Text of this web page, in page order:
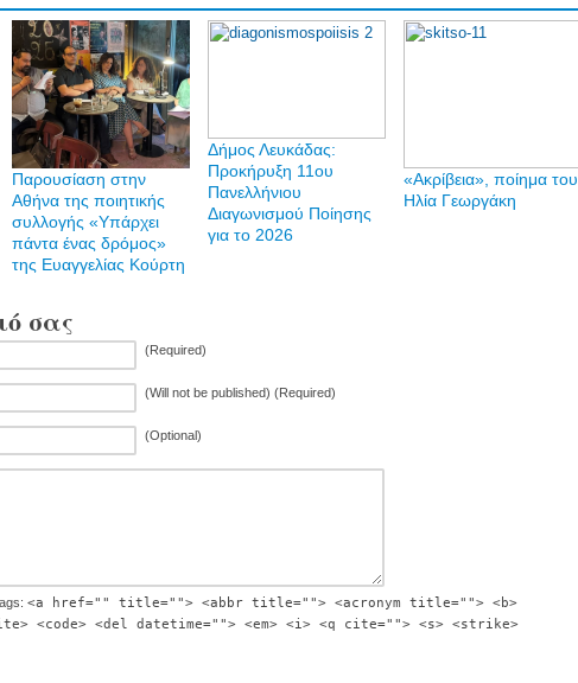
Παρουσίαση στην
Αθήνα της ποιητικής
συλλογής «Υπάρχει
πάντα ένας δρόμος»
της Ευαγγελίας Κούρτη
Δήμος Λευκάδας:
Προκήρυξη 11ου
Πανελλήνιου
Διαγωνισμού Ποίησης
για το 2026
«Ακρίβεια», ποίημα του
Ηλία Γεωργάκη
σας
(Required)
(Will not be published) (Required)
(Optional)
<a href="" title=""> <abbr title=""> <acronym title=""> <b>
<code> <del datetime=""> <em> <i> <q cite=""> <s> <strike>